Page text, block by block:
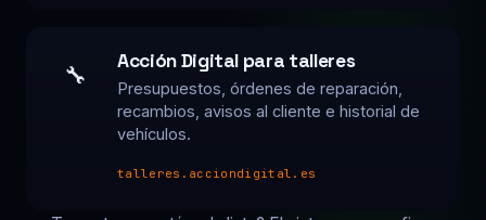
🔧
Acción Digital para talleres
Presupuestos, órdenes de reparación,
recambios, avisos al cliente e historial de
vehículos.
talleres.acciondigital.es